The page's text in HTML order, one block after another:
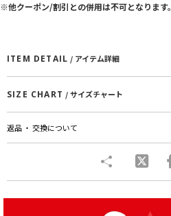
※他クーポン/割引との併用は不可となります。
ITEM DETAIL / アイテム詳細
SIZE CHART / サイズチャート
返品 ・ 交換について